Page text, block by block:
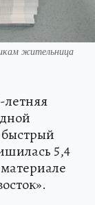
жительница
летняя
5,4